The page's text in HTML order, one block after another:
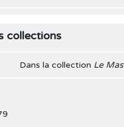
collections
Dans la collection Le